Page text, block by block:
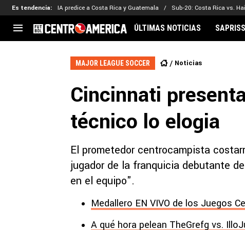
Es tendencia: IA predice a Costa Rica y Guatemala Sub-20: Costa Rica vs.
CENTROAMÉRICA
El Salvador
CONCACAF
Liga de Naciones
Copa de Campeones
Copa Centroamericana
MLS
Kervin
ÚLTIMAS NOTICIAS
MAJOR LEAGUE SOCCER Noticias
Cincinnati
técnico lo elogia
El prometedor centrocampista
jugador de la franquicia debutante
en el equipo".
Medallero EN VIVO de los Juegos
A qué hora pelean TheGrefg vs.